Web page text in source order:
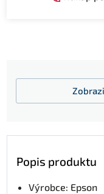
Popis produktu
Výrobce: Epson